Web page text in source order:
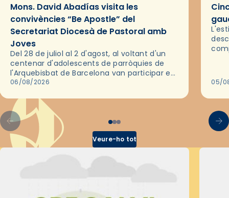
Mons. David Abadías visita les
convivències “Be Apostle” del
Secretariat Diocesà de Pastoral amb
Joves
Del 28 de juliol al 2 d'agost, al voltant d'un
centenar d'adolescents de parròquies de
l'Arquebisbat de Barcelona van participar en
les convivències Be Apostle, organitzades
06/08/2026 05/
Veure-ho tot